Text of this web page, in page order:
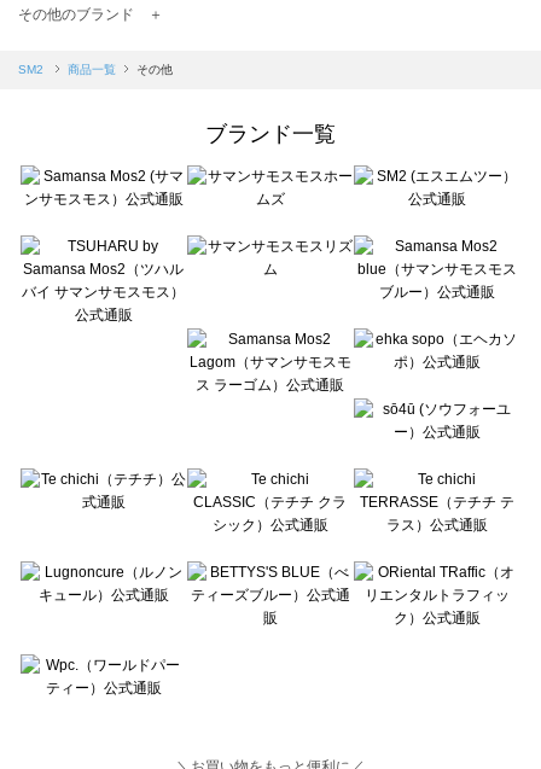
TSUHARU by Samansa Mos2（ツハルバイサマンサモスモス）の一覧
Samansa Mos2 blue（サマンサモスモス ブルー）の一覧
Te chichi（テチチ）の一覧
Te chichi CLASSIC（テチチ クラシック）の一覧
Lugnoncure（ルノンキュール）の一覧
BETTY'S BLUE（べティーズブルー）の一覧
Wpc.（ワールドパーティー）の一覧
その他のブランド ＋
SM2 商品一覧 その他
ブランド一覧